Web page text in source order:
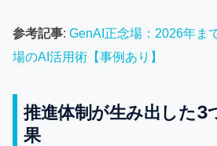
参考記事: GenAI正念場：2026年ま
場のAI活用術【事例あり】
推進体制が生み出した3
果